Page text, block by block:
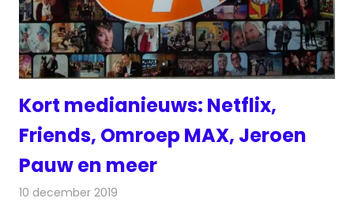
Kort medianieuws: Netflix,
Friends, Omroep MAX, Jeroen
Pauw en meer
10 december 2019